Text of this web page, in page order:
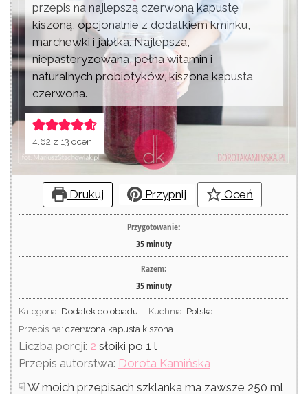
przepis na najlepszą czerwoną kapustę
kiszoną, opcjonalnie z dodatkiem kminku,
marchewki i jabłka. Najlepsza,
niepasteryzowana, pełna witamin i
naturalnych probiotyków, kiszona kapusta
czerwona.
4.62 z13 ocen
Drukuj Przypnij Oceń
Przygotowanie:
35minuty
Razem:
35minuty
Kategoria: Dodatek do obiadu Kuchnia: Polska
Przepis na: czerwona kapusta kiszona
Liczba porcji: 2 słoiki po 1 l
Przepis autorstwa: Dorota Kamińska
☟ W moich przepisach szklanka ma zawsze 250 ml,